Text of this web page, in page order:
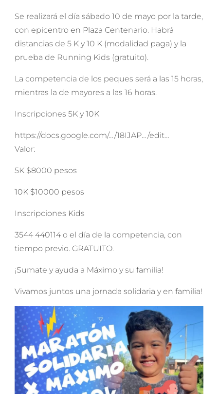
Se realizará el día sábado 10 de mayo por la tarde,
con epicentro en Plaza Centenario. Habrá
distancias de 5 K y 10 K (modalidad paga) y la
prueba de Running Kids (gratuito).
La competencia de los peques será a las 15 horas,
mientras la de mayores a las 16 horas.
Inscripciones 5K y 10K
https://docs.google.com/…/18IJAP…/edit…
Valor:
5K $8000 pesos
10K $10000 pesos
Inscripciones Kids
3544 440114 o el día de la competencia, con
tiempo previo. GRATUITO.
¡Sumate y ayuda a Máximo y su familia!
Vivamos juntos una jornada solidaria y en familia!